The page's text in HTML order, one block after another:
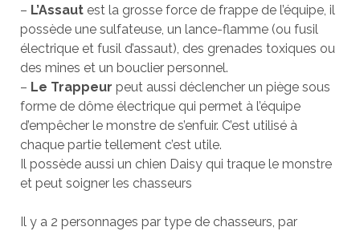
– L’Assautest la grosse force de frappe de l’équipe, il
possède une sulfateuse, un lance-flamme (ou fusil
électrique et fusil d’assaut), des grenades toxiques ou
des mines et un bouclier personnel.
– Le Trappeur peut aussi déclencher un piège sous
forme de dôme électrique qui permet à l’équipe
d’empêcher le monstre de s’enfuir. C’est utilisé à
chaque partie tellement c’est utile.
Il possède aussi un chien Daisy qui traque le monstre
et peut soigner les chasseurs
Il y a 2 personnages par type de chasseurs, par